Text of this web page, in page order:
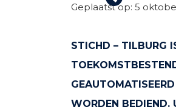
Previous
Geplaatst op: 5
STICHD – TILBURG
WORDEN BEDIEND.